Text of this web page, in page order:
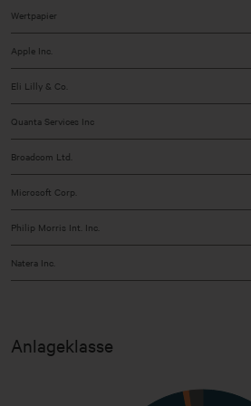
Wertpapier
Apple Inc.
Eli Lilly & Co.
Quanta Services Inc
Broadcom Ltd.
Microsoft Corp.
Philip Morris Int. Inc.
Natera Inc.
Sonstige
Anlageklasse